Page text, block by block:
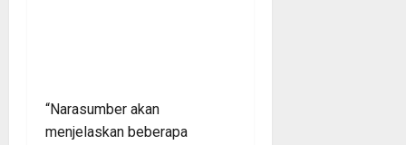
“Narasumber akan
menjelaskan beberapa